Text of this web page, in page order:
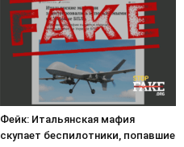
Фейк: Итальянская мафия
скупает беспилотники, попавшие